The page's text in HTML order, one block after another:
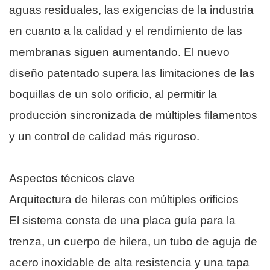
aguas residuales, las exigencias de la industria
en cuanto a la calidad y el rendimiento de las
membranas siguen aumentando. El nuevo
diseño patentado supera las limitaciones de las
boquillas de un solo orificio, al permitir la
producción sincronizada de múltiples filamentos
y un control de calidad más riguroso.
Aspectos técnicos clave
Arquitectura de hileras con múltiples orificios
El sistema consta de una placa guía para la
trenza, un cuerpo de hilera, un tubo de aguja de
acero inoxidable de alta resistencia y una tapa